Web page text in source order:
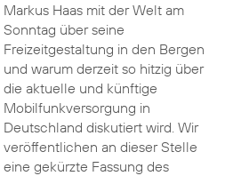
Markus Haas mit der Welt am
Sonntag über seine
Freizeitgestaltung in den Bergen
und warum derzeit so hitzig über
die aktuelle und künftige
Mobilfunkversorgung in
Deutschland diskutiert wird. Wir
veröffentlichen an dieser Stelle
eine gekürzte Fassung des